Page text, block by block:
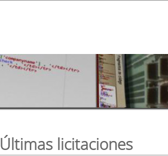
Últimas licitaciones